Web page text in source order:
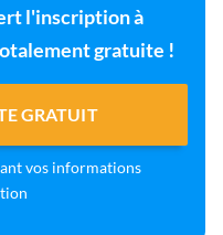
l'inscription à
gratuite !
GRATUIT
vos informations